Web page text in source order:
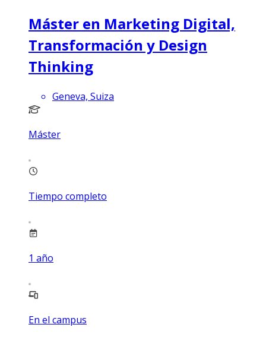
Máster en Marketing Digital,
Transformación y Design
Thinking
Geneva, Suiza
Máster
Tiempo completo
1 año
En el campus